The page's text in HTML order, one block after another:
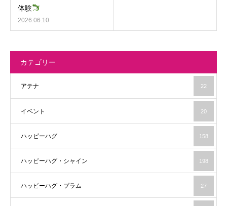
体験
2026.06.10
カテゴリー
アテナ 22
イベント 20
ハッピーハグ 158
ハッピーハグ・シャイン 198
ハッピーハグ・プラム 27